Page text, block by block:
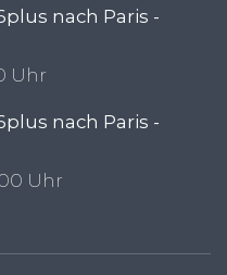
nach Paris -
Uhr
nach Paris -
Uhr